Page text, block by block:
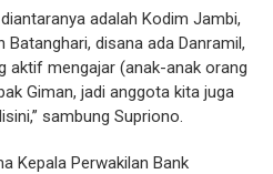
adalah Kodim Jambi,
disana ada Danramil,
aktif mengajar (anak-anak orang
Giman, jadi anggota kita juga
sambung Supriono.
Kepala Perwakilan Bank